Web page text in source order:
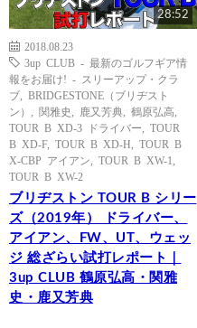
28:52
2018.08.23
3up CLUB - 最新のゴルフギア情
報をお届け! - スリーアップ・クラ
ブ
BRIDGESTONE（ブリヂスト
ン）
関雅史 鹿又芳典 鶴原弘高
TOUR B XD-3 ドライバー
TOUR
B XD-F, TOUR B XD-H
TOUR B
X-CBP アイアン
TOUR B XW-1
TOUR B XW-2
ブリヂストン TOUR B シリー
ズ（2019年） ドライバー、
アイアン、FW、UT、ウェッ
ジ 総ざらい試打レポート｜
3up CLUB 鶴原弘高・関雅
史・鹿又芳典